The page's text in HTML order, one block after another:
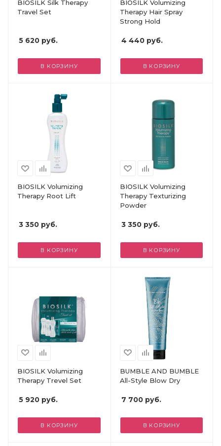
BIOSILK Silk Therapy
Travel Set
5 620 руб.
В КОРЗИНУ
BIOSILK Volumizing
Therapy Hair Spray
Strong Hold
4 440руб.
В КОРЗИНУ
BIOSILK Volumizing
Therapy Root Lift
3 350 руб.
В КОРЗИНУ
BIOSILK Volumizing
Therapy Texturizing
Powder
3 350руб.
В КОРЗИНУ
BIOSILK Volumizing
Therapy Trevel Set
5 920 руб.
В КОРЗИНУ
BUMBLE AND BUMBLE
All-Style Blow Dry
7 700руб.
В КОРЗИНУ